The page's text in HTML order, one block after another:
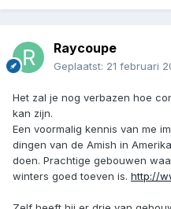
Raycoupe
Geplaatst: 21 februari
Het zal je nog verbazen hoe
kan zijn.
Een voormalig kennis van me
dingen van de Amish in
doen. Prachtige gebouwen
winters goed toeven is. http://